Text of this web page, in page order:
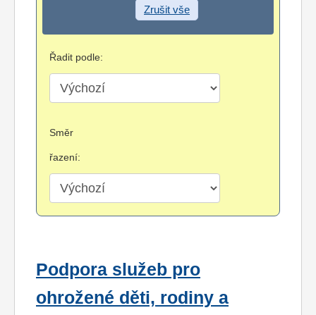
Zrušit vše
Řadit podle:
Směr
řazení:
Podpora služeb pro
ohrožené děti, rodiny a